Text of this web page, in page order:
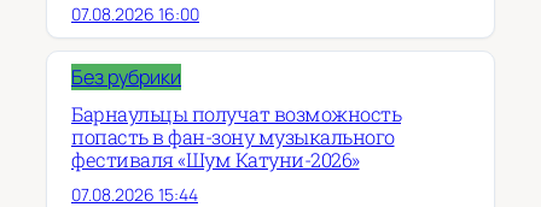
07.08.2026 16:00
Без рубрики
Барнаульцы получат возможность
попасть в фан-зону музыкального
фестиваля «Шум Катуни-2026»
07.08.2026 15:44